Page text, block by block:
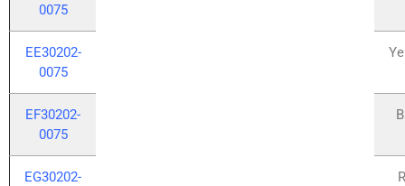
0075
EE30202-
0075
EF30202-
0075
EG30202-